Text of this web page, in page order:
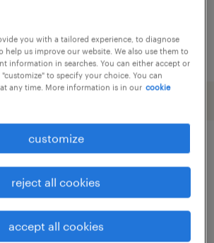
2026
jobs
(193)
laser (17)
you with a tailored experience, to diagnose
help us improve our website. We also use them to
information in searches. You can either accept or
to specify your choice. You can
any time. More information is in our cookie
customize
reject all cookies
accept all cookies